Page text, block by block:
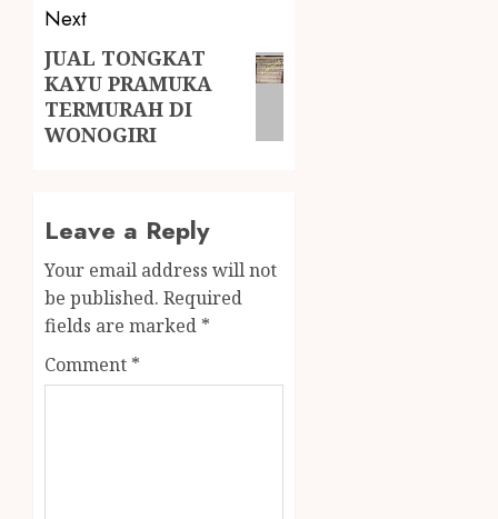
Next
JUAL TONGKAT
KAYU PRAMUKA
TERMURAH DI
WONOGIRI
Leave a Reply
Your email address will not
be published. Required
fields are marked *
Comment *